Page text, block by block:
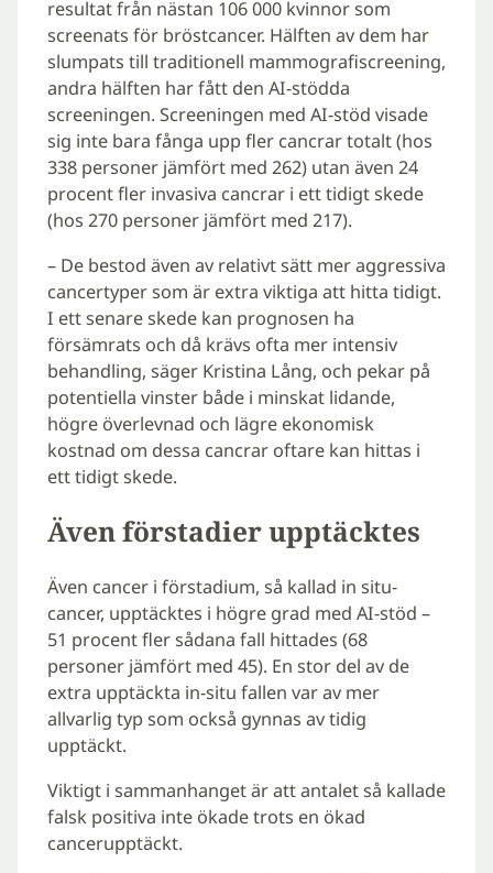
resultat från nästan 106 000 kvinnor som
screenats för bröstcancer. Hälften av dem har
slumpats till traditionell mammografiscreening,
andra hälften har fått den AI-stödda
screeningen. Screeningen med AI-stöd visade
sig inte bara fånga upp fler cancrar totalt (hos
338 personer jämfört med 262) utan även 24
procent fler invasiva cancrar i ett tidigt skede
(hos 270 personer jämfört med 217).
– De bestod även av relativt sätt mer aggressiva
cancertyper som är extra viktiga att hitta tidigt.
I ett senare skede kan prognosen ha
försämrats och då krävs ofta mer intensiv
behandling, säger Kristina Lång, och pekar på
potentiella vinster både i minskat lidande,
högre överlevnad och lägre ekonomisk
kostnad om dessa cancrar oftare kan hittas i
ett tidigt skede.
Även förstadier upptäcktes
Även cancer i förstadium, så kallad in situ-
cancer, upptäcktes i högre grad med AI-stöd –
51 procent fler sådana fall hittades (68
personer jämfört med 45). En stor del av de
extra upptäckta in-situ fallen var av mer
allvarlig typ som också gynnas av tidig
upptäckt.
Viktigt i sammanhanget är att antalet så kallade
falsk positiva inte ökade trots en ökad
cancerupptäckt.